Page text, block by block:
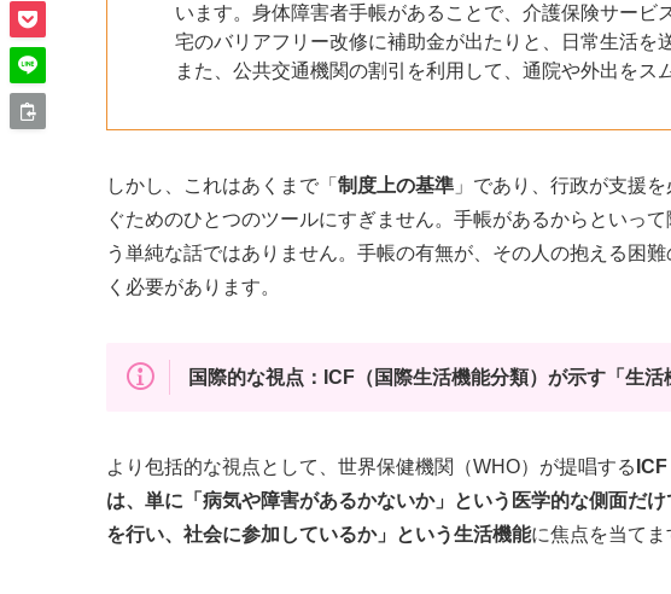
います。身体障害者手帳があることで、介護保険サービ
宅のバリアフリー改修に補助金が出たりと、日常生活を
また、公共交通機関の割引を利用して、通院や外出をス
しかし、これはあくまで「 制度上の基準 」であり、行政が支援
ぐためのひとつのツールにすぎません。手帳があるからといっ
う単純な話ではありません。手帳の有無が、その人の抱える困
く必要があります。
国際的な視点：ICF（国際生活機能分類）が示す「生活
より包括的な視点として、世界保健機関（WHO）が提唱する
は、単に「病気や障害があるかないか」という医学的な側面だ
を行い、社会に参加しているか」という生活機能に焦点を当てま